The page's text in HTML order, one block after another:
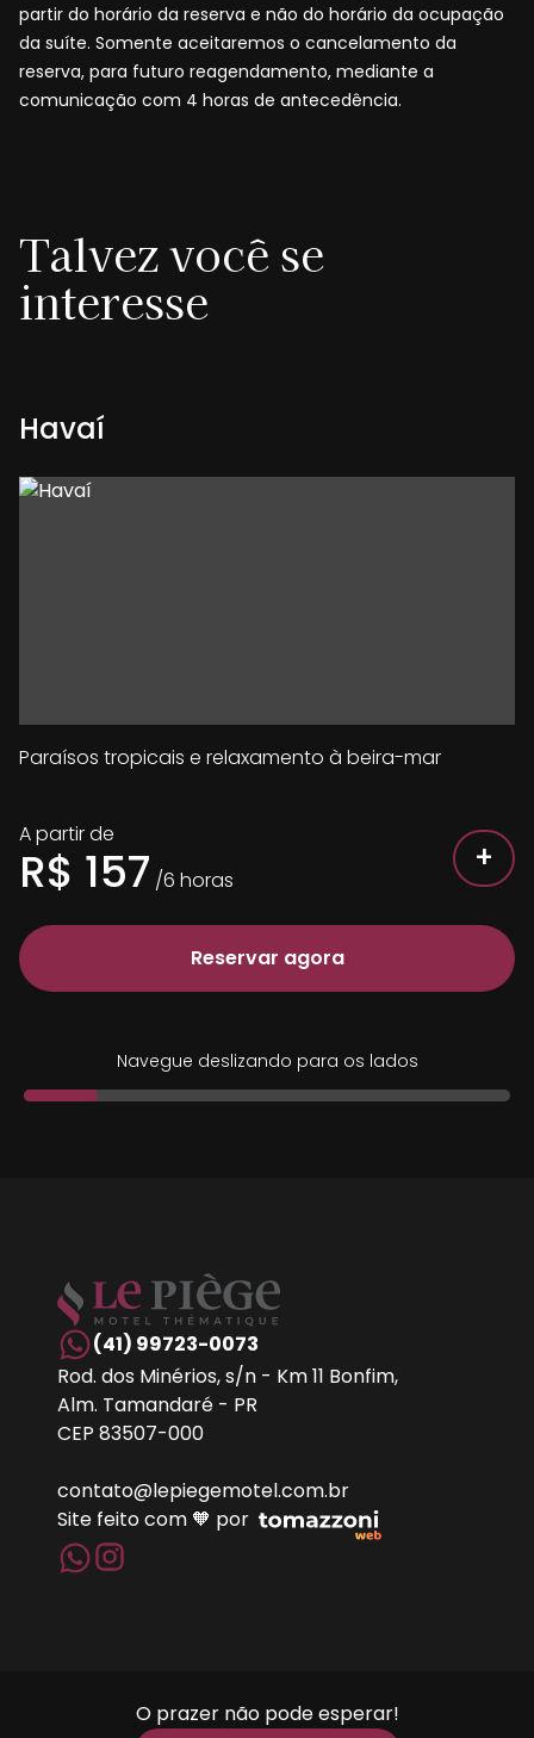
partir do horário da reserva e não do horário da ocupação
da suíte. Somente aceitaremos o cancelamento da
reserva, para futuro reagendamento, mediante a
comunicação com 4 horas de antecedência.
Talvez você se
interesse
Havaí
Paraísos tropicais e relaxamento à beira-mar
A partir de
R$ 157 /6 horas
+
Reservar agora
Navegue deslizando para os lados
(41) 99723-0073
Rod. dos Minérios, s/n - Km 11 Bonfim,
Alm. Tamandaré - PR
CEP 83507-000
contato@lepiegemotel.com.br
Site feito com 🧡 por
O prazer não pode esperar!